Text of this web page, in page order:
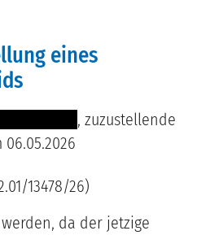
eines
, zuzustellende
13478/26)
da der jetzige